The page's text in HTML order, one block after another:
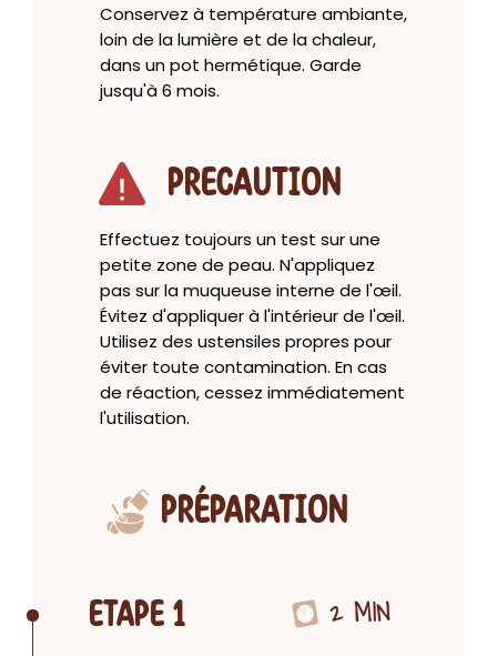
Conservez à température ambiante,
loin de la lumière et de la chaleur,
dans un pot hermétique. Garde
jusqu'à 6 mois.
PRECAUTION
Effectuez toujours un test sur une
petite zone de peau. N'appliquez
pas sur la muqueuse interne de l'œil.
Évitez d'appliquer à l'intérieur de l'œil.
Utilisez des ustensiles propres pour
éviter toute contamination. En cas
de réaction, cessez immédiatement
l'utilisation.
PRÉPARATION
ETAPE 1 2 MIN